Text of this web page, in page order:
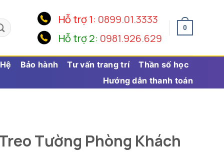
Hỗ trợ 1: 0899.01.3333
Hỗ trợ 2: 0981.926.629
0
Bảo hành Tư vấn trang trí
Thần số học
Hướng dẫn thanh toán
Tường Phòng Khách